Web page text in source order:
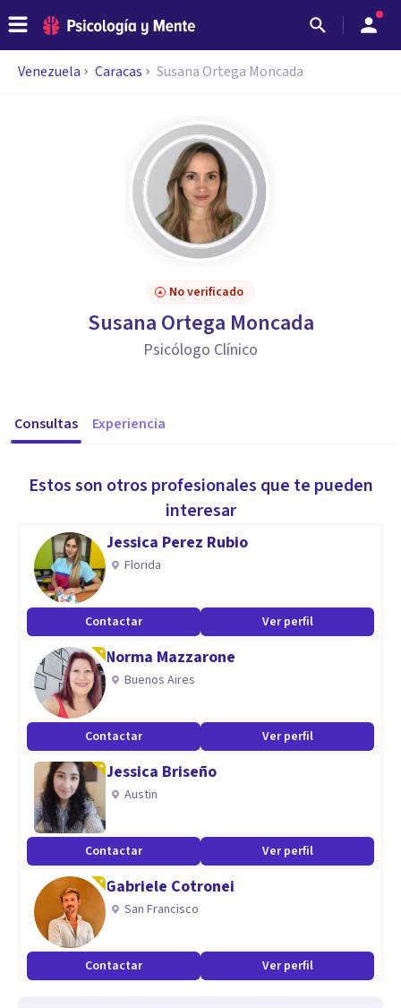
Venezuela Caracas Susana Ortega Moncada
No verificado
Susana Ortega Moncada
Psicólogo Clínico
Consultas Experiencia
Estos son otros profesionales que te pueden
interesar
Jessica Perez Rubio
Florida
Contactar Ver perfil
Norma Mazzarone
Buenos Aires
Contactar Ver perfil
Jessica Briseño
Austin
Contactar Ver perfil
Gabriele Cotronei
San Francisco
Contactar Ver perfil